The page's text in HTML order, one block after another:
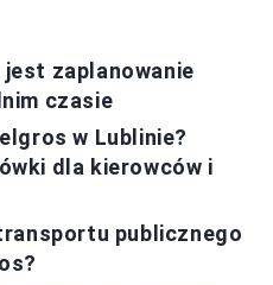
jest zaplanowanie
czasie
w Lublinie?
dla kierowców i
publicznego